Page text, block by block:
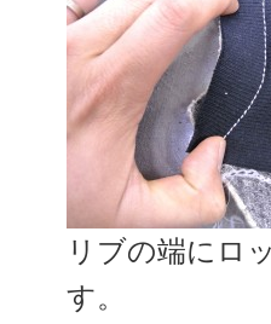
リブの端にロ
す。